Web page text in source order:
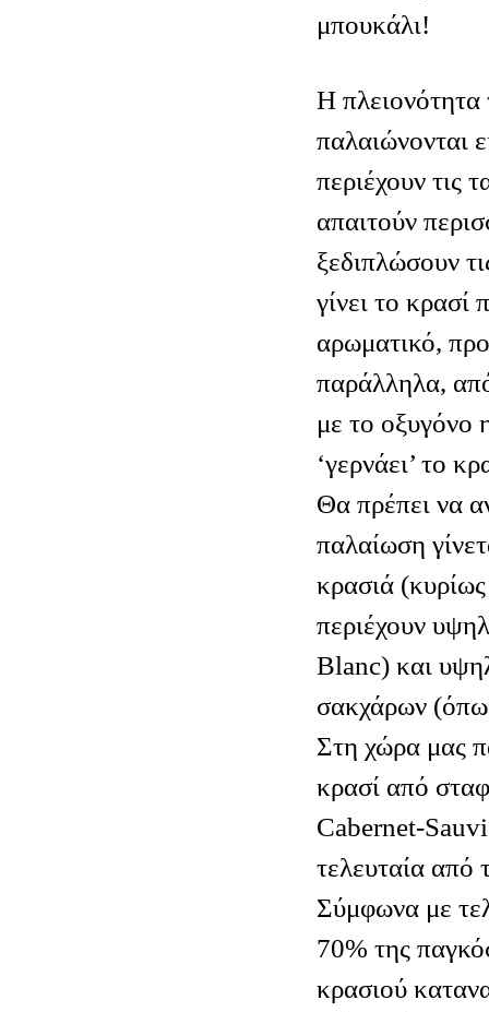
μπουκάλι!
Η
παλαιώνονται
περιέχουν τις
απαιτούν
ξεδιπλώσουν
γίνει το κρασί
αρωματικό,
παράλληλα,
με το οξυγόνο
‘γερνάει’ το
Θα πρέπει να
παλαίωση
κρασιά
περιέχουν
Blanc) και
σακχάρων
Στη χώρα μας
κρασί από
Cabernet-
τελευταία από
Σύμφωνα με
70% της
κρασιού